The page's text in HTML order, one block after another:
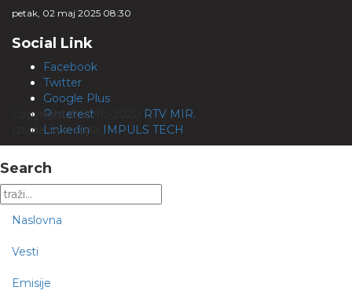
petak, 02 maj 2025 08:30
Social Link
Facebook
Twitter
Google Plus
Pinterest
Linkedin
Copyright © 2010-2020
RTV MIR.
Izrada web sajta
IMPULS TECH
Search
Naslovna
Vesti
Emisije